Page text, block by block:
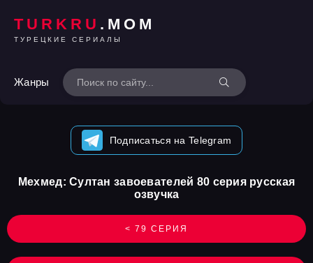
TURKRU .MOM
ТУРЕЦКИЕ СЕРИАЛЫ
Жанры
Подписаться на Telegram
< 79 СЕРИЯ
Мехмед: Султан завоевателей 80 серия русская
озвучка